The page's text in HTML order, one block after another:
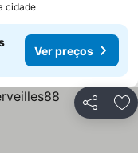
cidade
Ver preços
Partilhar